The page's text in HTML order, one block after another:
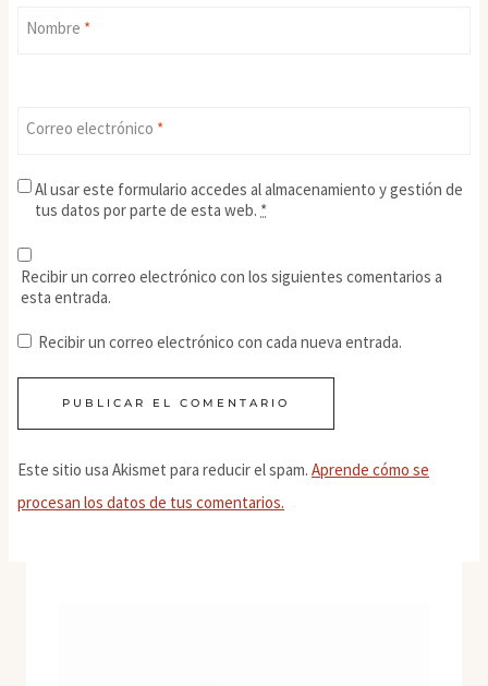
Nombre *
Correo electrónico *
Al usar este formulario accedes al almacenamiento y gestión de
tus datos por parte de esta web. *
Recibir un correo electrónico con los siguientes comentarios a
esta entrada.
Recibir un correo electrónico con cada nueva entrada.
Este sitio usa Akismet para reducir el spam. Aprende cómo se
procesan los datos de tus comentarios.